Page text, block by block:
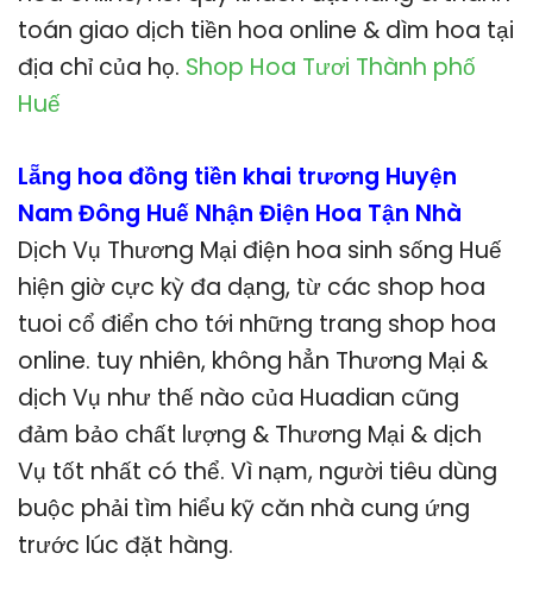
toán giao dịch tiền hoa online & dìm hoa tại
địa chỉ của họ. Shop Hoa Tươi Thành phố
Huế
Lẵng hoa đồng tiền khai trương Huyện
Nam Đông Huế Nhận Điện Hoa Tận Nhà
Dịch Vụ Thương Mại điện hoa sinh sống Huế
hiện giờ cực kỳ đa dạng, từ các shop hoa
tuoi cổ điển cho tới những trang shop hoa
online. tuy nhiên, không hẳn Thương Mại &
dịch Vụ như thế nào của Huadian cũng
đảm bảo chất lượng & Thương Mại & dịch
Vụ tốt nhất có thể. Vì nạm, người tiêu dùng
buộc phải tìm hiểu kỹ căn nhà cung ứng
trước lúc đặt hàng.